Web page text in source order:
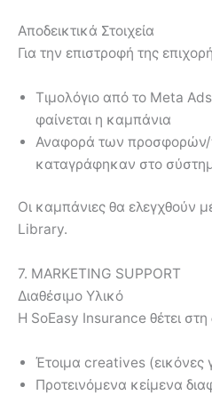
Αποδεικτικά Στοιχεία
Για την επιστροφή της
Τιμολόγιο από το Meta
φαίνεται η καμπάνια
Αναφορά των
καταγράφηκαν στο
Οι καμπάνιες θα ελεγχθούν
Library.
7. MARKETING SUPPORT
Διαθέσιμο Υλικό
Η SoEasy Insurance θέτει στη
Έτοιμα creatives (εικόνες
Προτεινόμενα κείμενα